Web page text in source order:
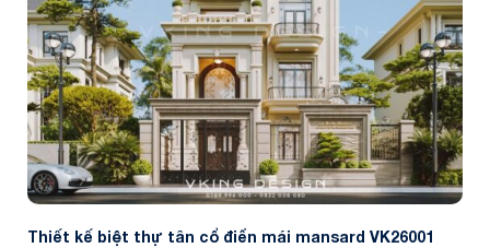
Thiết kế biệt thự tân cổ điển mái mansard VK26001